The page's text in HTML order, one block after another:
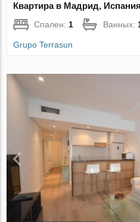
Квартира в Мадрид,
Спален: 1 Ванных:
Grupo Terrasun